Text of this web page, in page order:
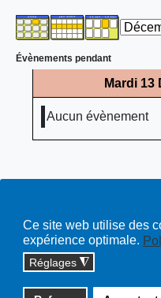
Ce site web utilise des
expérience optimale.
Réglages ◮
Évènements pendant
Mardi 13
Aucun évènement
Copyright © 2026